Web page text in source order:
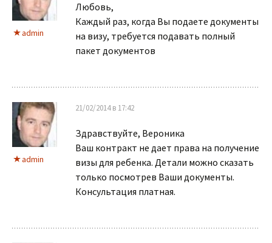
admin
Любовь,
Каждый раз, когда Вы подаете документы
на визу, требуется подавать полный
пакет документов
admin
21/02/2014 в 17:42
Здравствуйте, Вероника
Ваш контракт не дает права на получение
визы для ребенка. Детали можно сказать
только посмотрев Ваши документы.
Консультация платная.